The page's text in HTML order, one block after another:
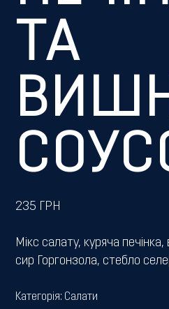
ТА
235 ГРН
Мікс салату, куряча
сир Горгонзола, стебло
Категорія: Салати